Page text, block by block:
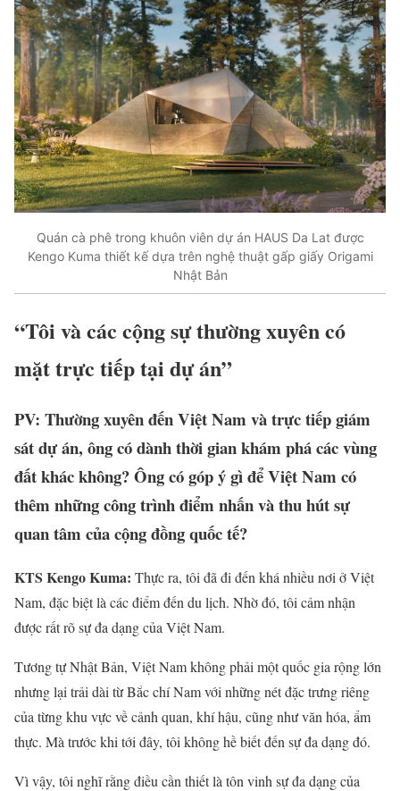
Quán cà phê trong khuôn viên dự án HAUS Da Lat được
Kengo Kuma thiết kế dựa trên nghệ thuật gấp giấy Origami
Nhật Bản
“Tôi và các cộng sự thường xuyên có
mặt trực tiếp tại dự án”
PV: Thường xuyên đến Việt Nam và trực tiếp giám
sát dự án, ông có dành thời gian khám phá các vùng
đất khác không? Ông có góp ý gì để Việt Nam có
thêm những công trình điểm nhấn và thu hút sự
quan tâm của cộng đồng quốc tế?
KTS Kengo Kuma: Thực ra, tôi đã đi đến khá nhiều nơi ở Việt
Nam, đặc biệt là các điểm đến du lịch. Nhờ đó, tôi cảm nhận
được rất rõ sự đa dạng của Việt Nam.
Tương tự Nhật Bản, Việt Nam không phải một quốc gia rộng lớn
nhưng lại trải dài từ Bắc chí Nam với những nét đặc trưng riêng
của từng khu vực về cảnh quan, khí hậu, cũng như văn hóa, ẩm
thực. Mà trước khi tới đây, tôi không hề biết đến sự đa dạng đó.
Vì vậy, tôi nghĩ rằng điều cần thiết là tôn vinh sự đa dạng của